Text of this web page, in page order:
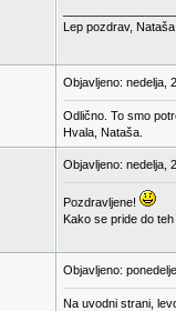
Lep pozdrav, Nataša
Objavljeno: nedelja,
Odlično. To smo
Hvala, Nataša.
Objavljeno: nedelja,
Pozdravljene!
Kako se pride do
Objavljeno:
Na uvodni strani,